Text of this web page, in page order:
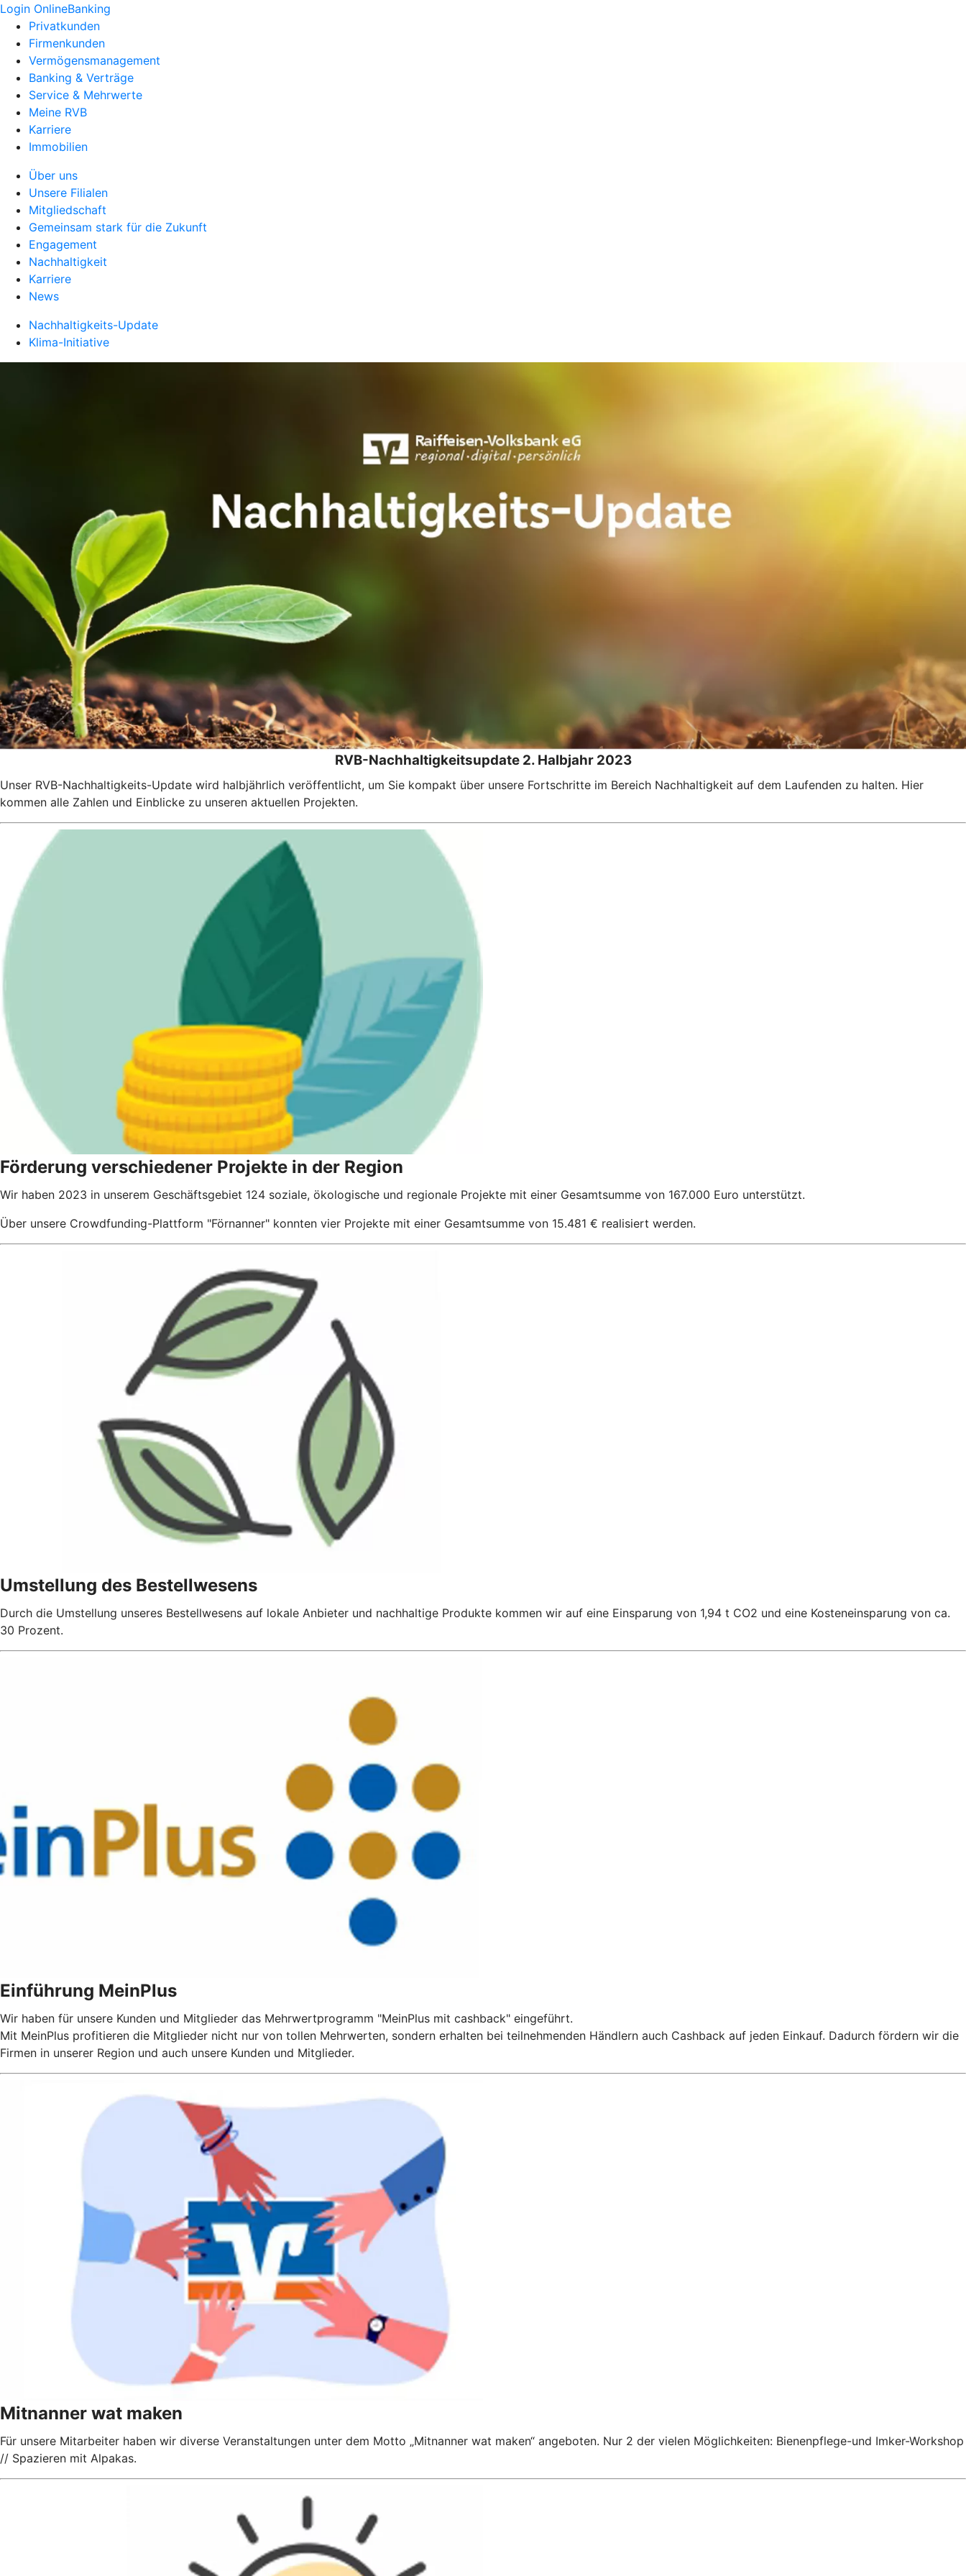
Login OnlineBanking
Privatkunden
Firmenkunden
Vermögensmanagement
Banking & Verträge
Service & Mehrwerte
Meine RVB
Karriere
Immobilien
Über uns
Unsere Filialen
Mitgliedschaft
Gemeinsam stark für die Zukunft
Engagement
Nachhaltigkeit
Karriere
News
Nachhaltigkeits-Update
Klima-Initiative
RVB-Nachhaltigkeitsupdate 2. Halbjahr 2023
Unser RVB-Nachhaltigkeits-Update wird halbjährlich veröffentlicht, um Sie kompakt über unsere Fortschritte im Bereich Nachhaltigkeit auf dem Laufenden zu halten. Hier
kommen alle Zahlen und Einblicke zu unseren aktuellen Projekten.
Förderung verschiedener Projekte in der Region
Wir haben 2023 in unserem Geschäftsgebiet 124 soziale, ökologische und regionale Projekte mit einer Gesamtsumme von 167.000 Euro unterstützt.
Über unsere Crowdfunding-Plattform "Förnanner" konnten vier Projekte mit einer Gesamtsumme von 15.481 € realisiert werden.
Umstellung des Bestellwesens
Durch die Umstellung unseres Bestellwesens auf lokale Anbieter und nachhaltige Produkte kommen wir auf eine Einsparung von 1,94 t CO2 und eine Kosteneinsparung von ca.
30 Prozent.
Einführung MeinPlus
Wir haben für unsere Kunden und Mitglieder das Mehrwertprogramm "MeinPlus mit cashback" eingeführt.
Mit MeinPlus profitieren die Mitglieder nicht nur von tollen Mehrwerten, sondern erhalten bei teilnehmenden Händlern auch Cashback auf jeden Einkauf. Dadurch fördern wir die
Firmen in unserer Region und auch unsere Kunden und Mitglieder.
Mitnanner wat maken
Für unsere Mitarbeiter haben wir diverse Veranstaltungen unter dem Motto „Mitnanner wat maken“ angeboten. Nur 2 der vielen Möglichkeiten: Bienenpflege-und Imker-Workshop
// Spazieren mit Alpakas.